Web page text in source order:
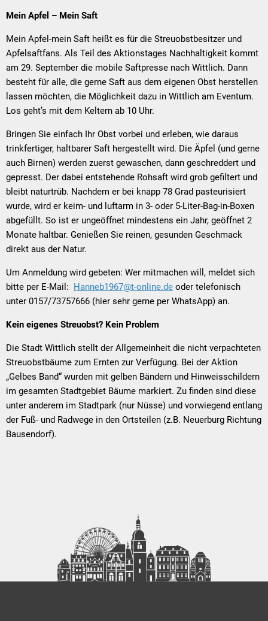
Mein Apfel – Mein Saft
Mein Apfel-mein Saft heißt es für die Streuobstbesitzer und
Apfelsaftfans. Als Teil des Aktionstages Nachhaltigkeit kommt
am 29. September die mobile Saftpresse nach Wittlich. Dann
besteht für alle, die gerne Saft aus dem eigenen Obst herstellen
lassen möchten, die Möglichkeit dazu in Wittlich am Eventum.
Los geht’s mit dem Keltern ab 10 Uhr.
Bringen Sie einfach Ihr Obst vorbei und erleben, wie daraus
trinkfertiger, haltbarer Saft hergestellt wird. Die Äpfel (und gerne
auch Birnen) werden zuerst gewaschen, dann geschreddert und
gepresst. Der dabei entstehende Rohsaft wird grob gefiltert und
bleibt naturtrüb. Nachdem er bei knapp 78 Grad pasteurisiert
wurde, wird er keim- und luftarm in 3- oder 5-Liter-Bag-in-Boxen
abgefüllt. So ist er ungeöffnet mindestens ein Jahr, geöffnet 2
Monate haltbar. Genießen Sie reinen, gesunden Geschmack
direkt aus der Natur.
Um Anmeldung wird gebeten: Wer mitmachen will, meldet sich
bitte per E-Mail: Hanneb1967@t-online.de oder telefonisch
unter 0157/73757666 (hier sehr gerne per WhatsApp) an.
Kein eigenes Streuobst? Kein Problem
Die Stadt Wittlich stellt der Allgemeinheit die nicht verpachteten
Streuobstbäume zum Ernten zur Verfügung. Bei der Aktion
„Gelbes Band“ wurden mit gelben Bändern und Hinweisschildern
im gesamten Stadtgebiet Bäume markiert. Zu finden sind diese
unter anderem im Stadtpark (nur Nüsse) und vorwiegend entlang
der Fuß- und Radwege in den Ortsteilen (z.B. Neuerburg Richtung
Bausendorf).